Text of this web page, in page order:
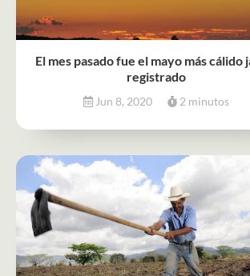
El mes pasado fue el mayo más cálido
registrado
Jun 8, 2020 2 minutos